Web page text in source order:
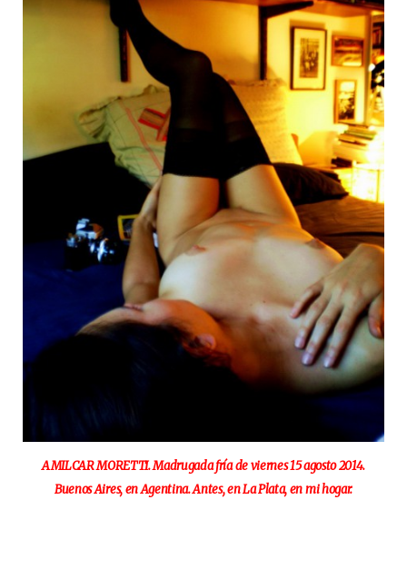
AMILCAR MORETTI. Madrugada fría de viernes 15 agosto 2014.
Buenos Aires, en Agentina. Antes, en La Plata, en mi hogar.